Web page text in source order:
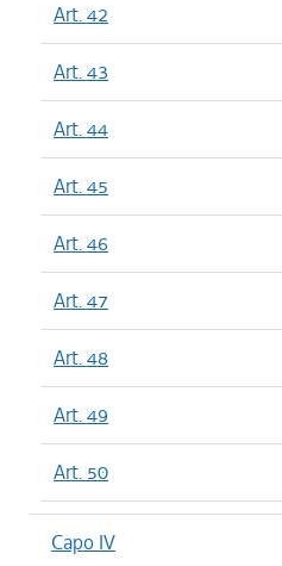
Art. 42
Art. 43
Art. 44
Art. 45
Art. 46
Art. 47
Art. 48
Art. 49
Art. 50
Capo IV